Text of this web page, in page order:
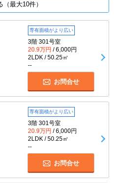
最大10件）
専有面積がより広い
3階 301号室
20.9万円 / 6,000円
2LDK / 50.25㎡
--
お問合せ
専有面積がより広い
3階 301号室
20.9万円 / 6,000円
2LDK / 50.25㎡
--
お問合せ